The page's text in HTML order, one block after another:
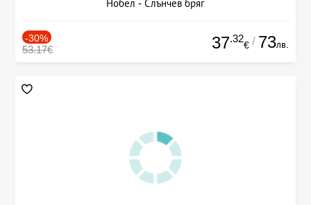
Нобел - Слънчев бряг
-30%
53.17€ 37.32
€ / 73лв.